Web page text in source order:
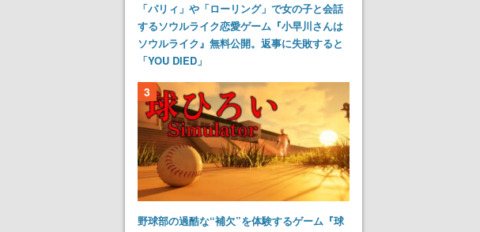
「パリィ」や「ローリング」で女の子と会話
するソウルライク恋愛ゲーム『小早川さんは
ソウルライク』無料公開。返事に失敗すると
「YOU DIED」
3
野球部の過酷な“補欠”を体験するゲーム『球